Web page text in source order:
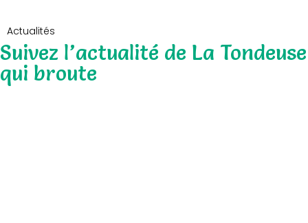
Actualités
Suivez l’actualité de La Tondeuse
qui broute